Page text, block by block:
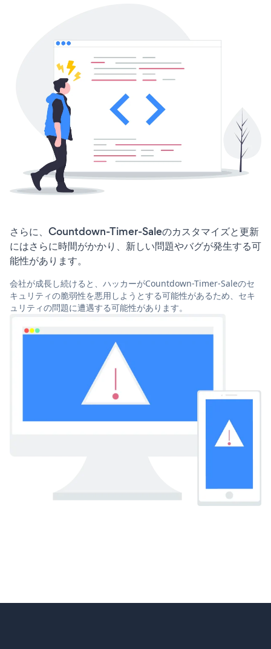
さらに、Countdown-Timer-Saleのカスタマイズと更新
にはさらに時間がかかり、新しい問題やバグが発生する可
能性があります。
会社が成長し続けると、ハッカーがCountdown-Timer-Saleのセ
キュリティの脆弱性を悪用しようとする可能性があるため、セキ
ュリティの問題に遭遇する可能性があります。